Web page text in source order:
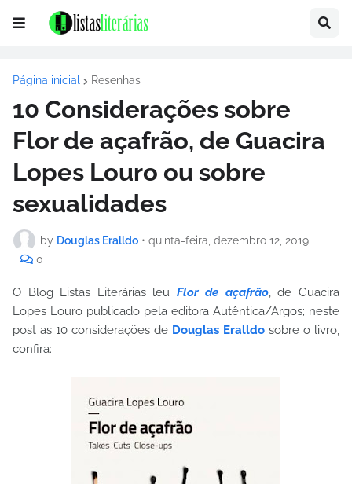
Página inicial Resenhas
10 Considerações sobre
Flor de açafrão, de Guacira
Lopes Louro ou sobre
sexualidades
by Douglas Eralldo • quinta-feira, dezembro 12, 2019
0
O Blog Listas Literárias leu Flor de açafrão, de Guacira
Lopes Louro publicado pela editora Autêntica/Argos; neste
post as 10 considerações de Douglas Eralldo sobre o livro,
confira: